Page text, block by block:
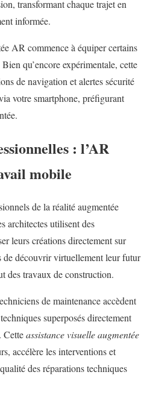
transformant chaque trajet en
informée.
AR commence à équiper certains
qu’encore expérimentale, cette
de navigation et alertes sécurité
votre smartphone, préfigurant
: l’AR
mobile
de la réalité augmentée
architectes utilisent des
leurs créations directement sur
de découvrir virtuellement leur futur
des travaux de construction.
de maintenance accèdent
superposés directement
Cetteassistance visuelle augmentée
accélère les interventions et
des réparations techniques